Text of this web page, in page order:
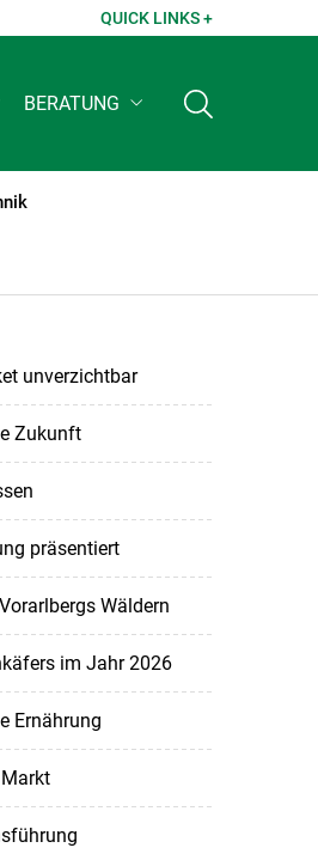
QUICK LINKS +
BERATUNG
unverzichtbar
Zukunft
präsentiert
Wäldern
im Jahr 2026
Ernährung